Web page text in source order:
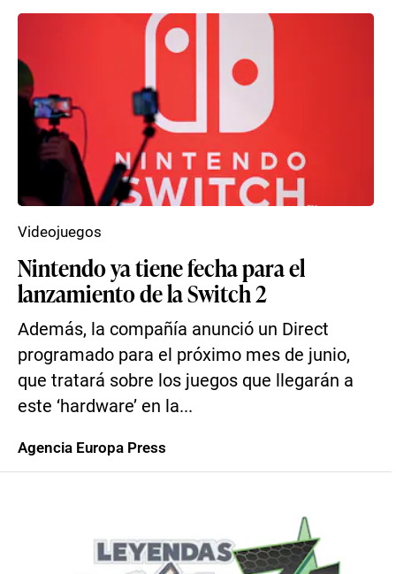
Nintendo ya tiene fecha para el
lanzamiento de la Switch 2
Además, la compañía anunció un Direct
programado para el próximo mes de junio,
que tratará sobre los juegos que llegarán a
este ‘hardware’ en la...
Videojuegos
Agencia Europa Press